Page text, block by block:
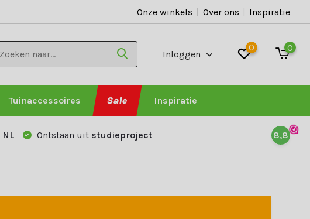
Onze winkels | Over ons | Inspiratie
Inloggen
0 0
Tuinaccessoires Sale Inspiratie
NL Ontstaan uit studieproject 8,8